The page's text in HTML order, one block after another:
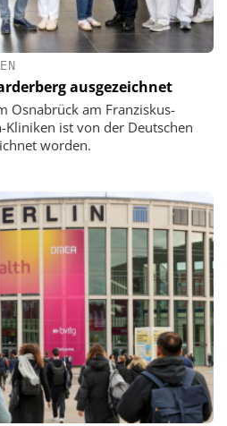
ausgezeichnet
Osnabrück am Franziskus-
Kliniken ist von der Deutschen
worden.